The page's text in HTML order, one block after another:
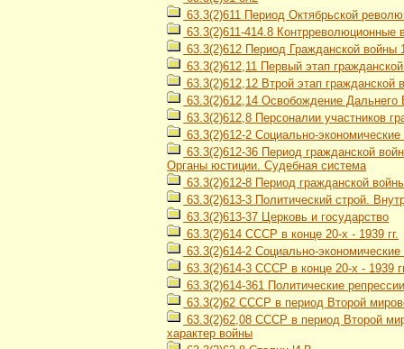
63.3(2)611 Период Октябрьской
63.3(2)611-414.8 Контрреволюционные
63.3(2)612 Период Гражданской войны
63.3(2)612,11 Первый этап
63.3(2)612,12 Втрой этап гражданской
63.3(2)612,14 Освобождение Дальнего
63.3(2)612,8 Персоналии участников
63.3(2)612-2 Социально-
63.3(2)612-36 Период гражданской
Органы юстиции. Судебная система
63.3(2)612-8 Период гражданской
63.3(2)613-3 Политический строй.
63.3(2)613-37 Церковь и государство
63.3(2)614 СССР в конце 20-х - 1939 гг.
63.3(2)614-2 Социально-
63.3(2)614-3 СССР в конце 20-х - 1939
63.3(2)614-361 Политические
63.3(2)62 СССР в период Второй
63.3(2)62,08 СССР в период Второй
характер войны